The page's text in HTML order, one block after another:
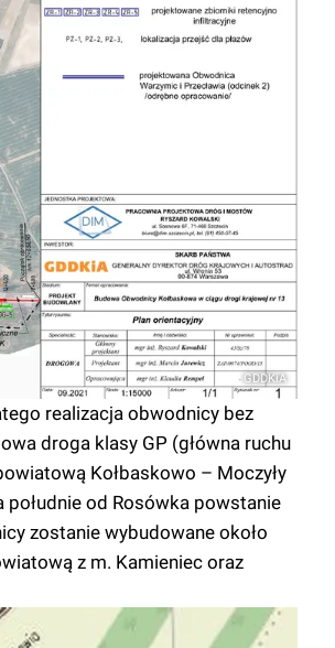
GDDKiA
realizacja obwodnicy bez
droga klasy GP (główna ruchu
Kołbaskowo – Moczyły
południe od Rosówka powstanie
zostanie wybudowane około
z m. Kamieniec oraz